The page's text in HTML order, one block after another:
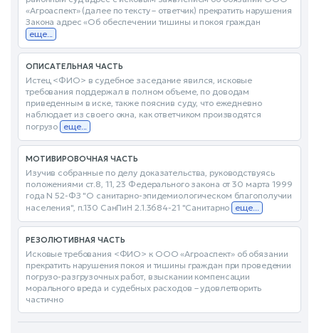
«Агроаспект» (далее по тексту – ответчик) прекратить нарушения
Закона адрес «Об обеспечении тишины и покоя граждан
еще...
ОПИСАТЕЛЬНАЯ ЧАСТЬ
Истец <ФИО> в судебное заседание явился, исковые
требования поддержал в полном объеме, по доводам
приведенным в иске, также пояснив суду, что ежедневно
наблюдает из своего окна, как ответчиком производятся
погрузо еще...
МОТИВИРОВОЧНАЯ ЧАСТЬ
Изучив собранные по делу доказательства, руководствуясь
положениями ст.8, 11, 23 Федерального закона от 30 марта 1999
года N 52-ФЗ "О санитарно-эпидемиологическом благополучии
населения", п.130 СанПиН 2.1.3684-21 "Санитарно еще...
РЕЗОЛЮТИВНАЯ ЧАСТЬ
Исковые требования <ФИО> к ООО «Агроаспект» об обязании
прекратить нарушения покоя и тишины граждан при проведении
погрузо-разгрузочных работ, взыскании компенсации
морального вреда и судебных расходов – удовлетворить
частично